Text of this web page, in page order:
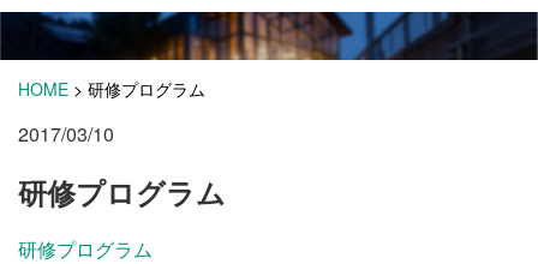
学 ぶ(健康福祉)
泊まる (宿泊)
HOME > 研修プログラム
2017/03/10
研修プログラム
研修プログラム